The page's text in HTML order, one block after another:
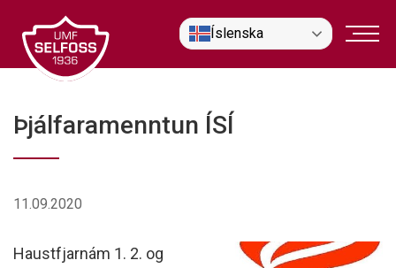
efni
Íslenska
Þjálfaramenntun ÍSÍ
11.09.2020
Haustfjarnám 1. 2. og